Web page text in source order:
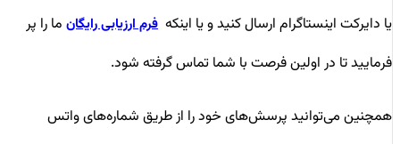
یا دایرکت اینستاگرام ارسال کنید و یا اینکه فرم ارزیابی رایگانما را پر
فرمایید تا در اولین فرصت با شما تماس گرفته شود.
همچنین می‌توانید پرسش‌های خود را از طریق شماره‌های واتس